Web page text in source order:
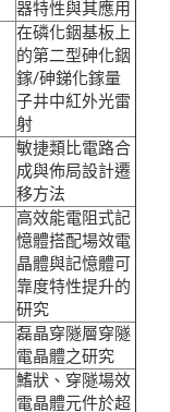
器特性與其應用
在磷化銦基板上
的第二型砷化銦
鎵/砷銻化鎵量
子井中紅外光雷
射
敏捷類比電路合
成與佈局設計遷
移方法
高效能電阻式記
憶體搭配場效電
晶體與記憶體可
靠度特性提升的
研究
磊晶穿隧層穿隧
電晶體之研究
鰭狀、穿隧場效
電晶體元件於超